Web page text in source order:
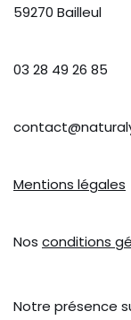
59270 Bailleul
03 28 49 26 85
Mentions légales
Nos conditions
Notre présence